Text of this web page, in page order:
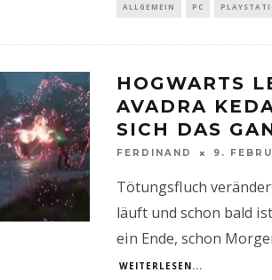
ALLGEMEIN PC
HOGWARTS
AVADRA
SICH DAS
FERDINAND 9.
Tötungsfluch
läuft und schon bald
ein Ende, schon
WEITERLESEN...